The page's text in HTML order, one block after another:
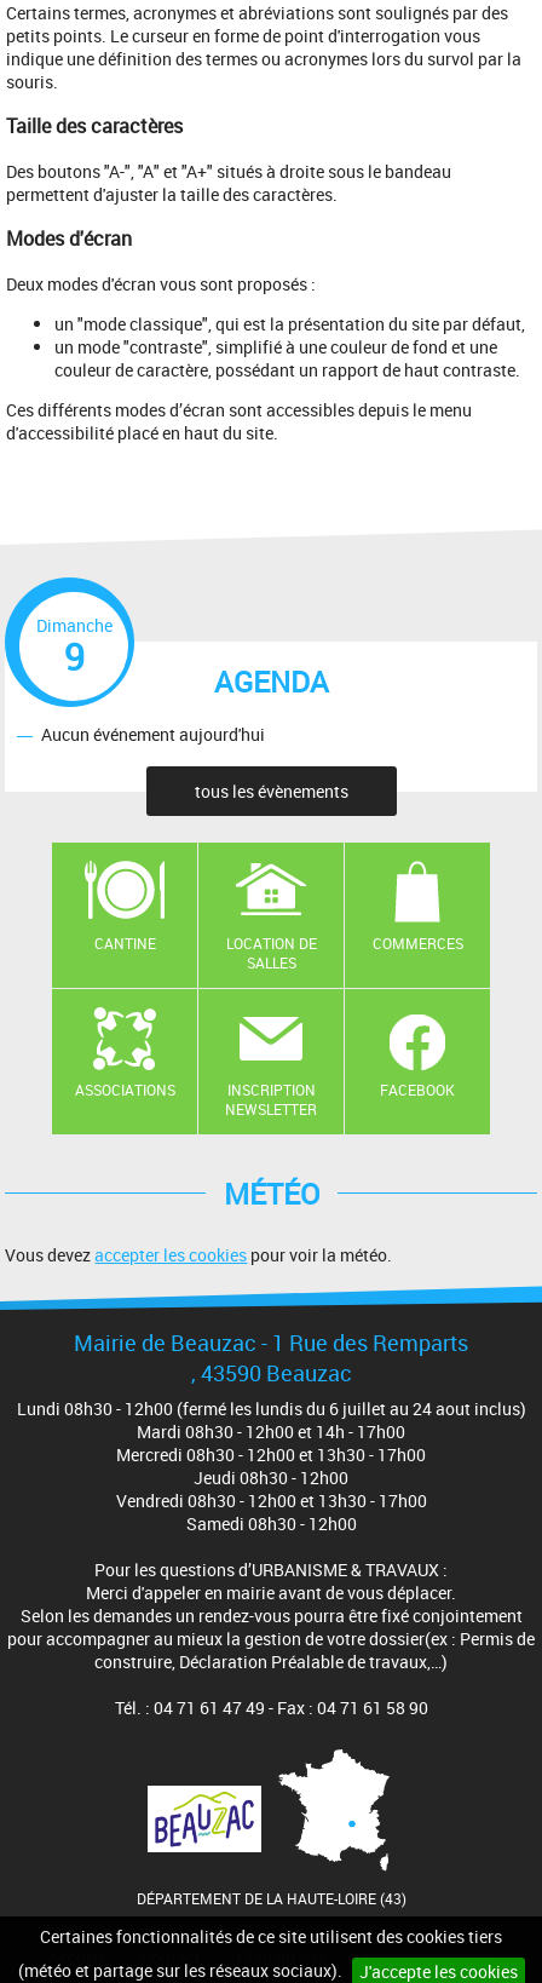
Certaines fonctionnalités de ce site utilisent des cookies tiers
(météo et partage sur les réseaux sociaux).
J'accepte les cookies
Certains termes, acronymes et abréviations sont soulignés par des
petits points. Le curseur en forme de point d'interrogation vous
indique une définition des termes ou acronymes lors du survol par la
souris.
Taille des caractères
Des boutons "A-", "A" et "A+" situés à droite sous le bandeau
permettent d'ajuster la taille des caractères.
Modes d'écran
Deux modes d'écran vous sont proposés :
un "mode classique", qui est la présentation du site par défaut,
un mode "contraste", simplifié à une couleur de fond et une
couleur de caractère, possédant un rapport de haut contraste.
Ces différents modes d’écran sont accessibles depuis le menu
d'accessibilité placé en haut du site.
AGENDA
Dimanche
9
Aucun événement aujourd'hui
tous les évènements
CANTINE
LOCATION DE
SALLES
COMMERCES
ASSOCIATIONS
INSCRIPTION
NEWSLETTER
FACEBOOK
MÉTÉO
Vous devezaccepter les cookies pour voir la météo.
Mairie de Beauzac - 1 Rue des Remparts
, 43590 Beauzac
Lundi 08h30 - 12h00 (fermé les lundis du 6 juillet au 24 aout inclus)
Mardi 08h30 - 12h00 et 14h - 17h00
Mercredi 08h30 - 12h00 et 13h30 - 17h00
Jeudi 08h30 - 12h00
Vendredi 08h30 - 12h00 et 13h30 - 17h00
Samedi 08h30 - 12h00
Pour les questions d’URBANISME & TRAVAUX :
Merci d'appeler en mairie avant de vous déplacer.
Selon les demandes un rendez-vous pourra être fixé conjointement
pour accompagner au mieux la gestion de votre dossier(ex : Permis de
construire, Déclaration Préalable de travaux,…)
Tél. : 04 71 61 47 49 - Fax : 04 71 61 58 90
DÉPARTEMENT DE LA HAUTE-LOIRE (43)
Mentions légales